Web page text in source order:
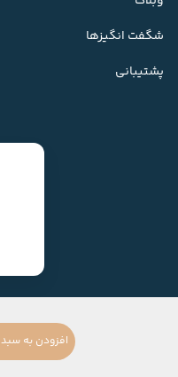
افزودن به
شگفت انگیزها
پشتیبانی
ساخته شده